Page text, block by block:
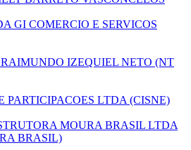
GI COMERCIO E SERVICOS
RAIMUNDO IZEQUIEL NETO (NT
PARTICIPACOES LTDA (CISNE)
MOURA BRASIL LTDA
BRASIL)